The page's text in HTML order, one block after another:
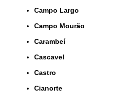
Campo Largo
Campo Mourão
Carambeí
Cascavel
Castro
Cianorte